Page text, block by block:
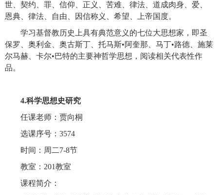
世、契约、罪、信仰、正义、苦难、律法、道成肉身、爱、
恩典、律法、自由、因信称义、希望、上帝国度。
学习基督教历史上具有典范意义的七位大思想家，即圣
保罗、奥利金、奥古斯丁、托马斯•阿奎那、马丁•路德、施莱
尔马赫、卡尔•巴特的主要神哲学思想，阅读相关代表性作
品。
4.科学思想史研究
任课老师：贾向桐
选课序号：3574
时间：周二7-8节
教室：201教室
课程简介：